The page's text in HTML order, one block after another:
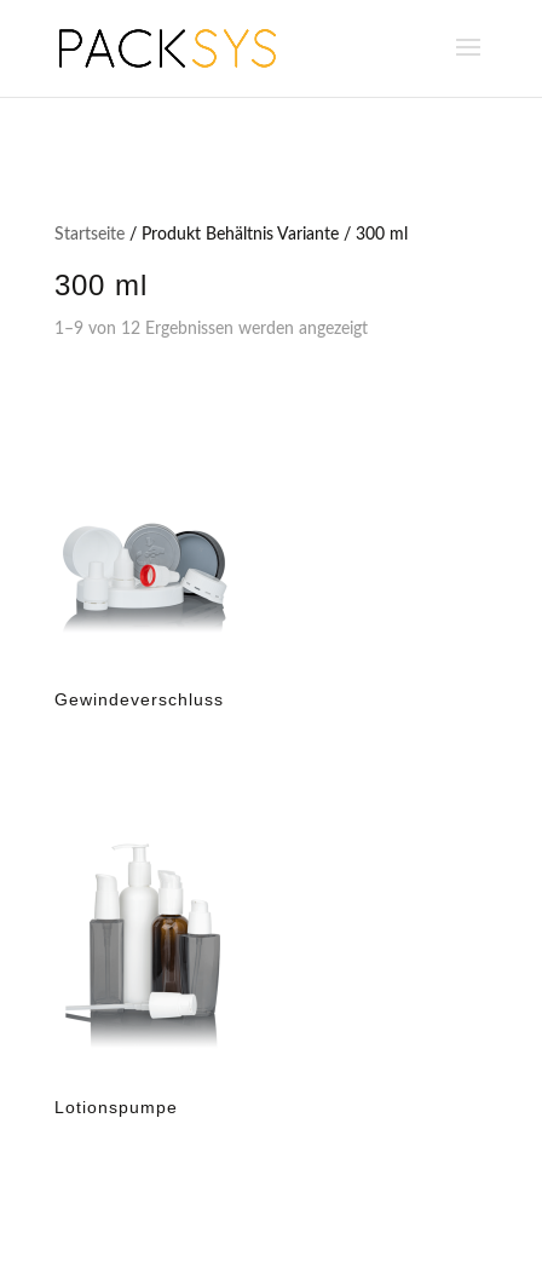
Startseite/ Produkt Behältnis Variante / 300 ml
300 ml
1–9 von 12 Ergebnissen werden angezeigt
Gewindeverschluss
Lotionspumpe